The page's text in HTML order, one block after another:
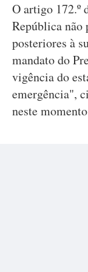
O artigo 172.º
República não
posteriores à
mandato do
vigência do
emergência",
neste